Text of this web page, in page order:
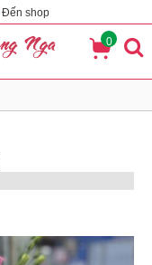
Đến shop
0